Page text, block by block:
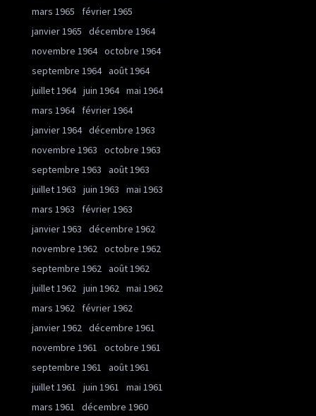
mars 1965
février 1965
janvier 1965
décembre 1964
novembre 1964 octobre 1964
septembre 1964 août 1964
juillet 1964 juin 1964 mai 1964
mars 1964
février 1964
janvier 1964 décembre 1963
novembre 1963
octobre 1963
septembre 1963
août 1963
juillet 1963
juin 1963
mai 1963
mars 1963
février 1963
janvier 1963
décembre 1962
novembre 1962 octobre 1962
septembre 1962 août 1962
juillet 1962 juin 1962 mai 1962
mars 1962
février 1962
janvier 1962 décembre 1961
novembre 1961
octobre 1961
septembre 1961
août 1961
juillet 1961
juin 1961
mai 1961
mars 1961
décembre 1960